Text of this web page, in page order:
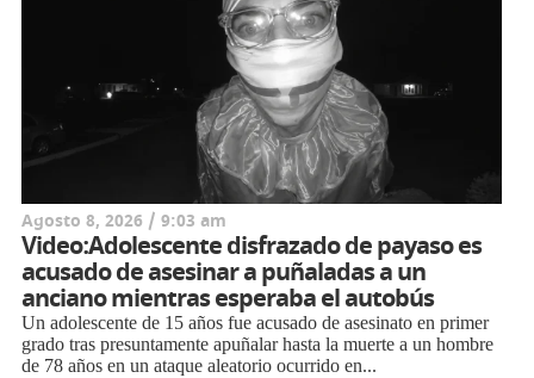
Agosto 8, 2026 / 9:03 am
Video:Adolescente disfrazado de payaso es
acusado de asesinar a puñaladas a un
anciano mientras esperaba el autobús
Un adolescente de 15 años fue acusado de asesinato en primer
grado tras presuntamente apuñalar hasta la muerte a un hombre
de 78 años en un ataque aleatorio ocurrido en...